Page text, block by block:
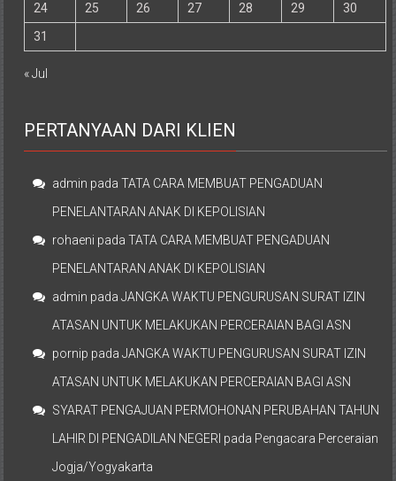
24
25 26 27 28 29
30
31
« Jul
PERTANYAAN DARI KLIEN
admin padaTATA CARA MEMBUAT PENGADUAN
PENELANTARAN ANAK DI KEPOLISIAN
rohaeni padaTATA CARA MEMBUAT PENGADUAN
PENELANTARAN ANAK DI KEPOLISIAN
admin padaJANGKA WAKTU PENGURUSAN SURAT IZIN
ATASAN UNTUK MELAKUKAN PERCERAIAN BAGI ASN
pornip padaJANGKA WAKTU PENGURUSAN SURAT IZIN
ATASAN UNTUK MELAKUKAN PERCERAIAN BAGI ASN
SYARAT PENGAJUAN PERMOHONAN PERUBAHAN TAHUN
LAHIR DI PENGADILAN NEGERI pada Pengacara Perceraian
Jogja/Yogyakarta